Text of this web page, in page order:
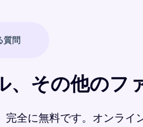
質問
その他のフ
全に無料です。オンライ